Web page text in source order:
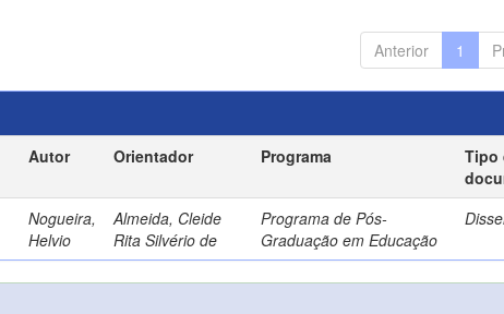
Anterior 1
Autor Orientador Programa
Tipo
Nogueira,
Helvio
Almeida, Cleide
Rita Silvério de
Programa de Pós-
Graduação em Educação